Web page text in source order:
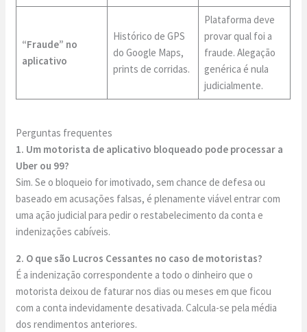
“Fraude” no
aplicativo
Histórico de GPS
do Google Maps,
prints de corridas.
Plataforma deve
provar qual foi a
fraude. Alegação
genérica é nula
judicialmente.
Perguntas frequentes
1. Um motorista de aplicativo bloqueado pode processar a
Uber ou 99?
Sim. Se o bloqueio for imotivado, sem chance de defesa ou
baseado em acusações falsas, é plenamente viável entrar com
uma ação judicial para pedir o restabelecimento da conta e
indenizações cabíveis.
2. O que são Lucros Cessantes no caso de motoristas?
É a indenização correspondente a todo o dinheiro que o
motorista deixou de faturar nos dias ou meses em que ficou
com a conta indevidamente desativada. Calcula-se pela média
dos rendimentos anteriores.